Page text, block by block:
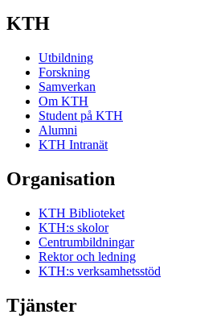
KTH
Utbildning
Forskning
Samverkan
Om KTH
Student på KTH
Alumni
KTH Intranät
Organisation
KTH Biblioteket
KTH:s skolor
Centrumbildningar
Rektor och ledning
KTH:s verksamhetsstöd
Tjänster